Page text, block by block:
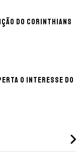
do Corinthians
o interesse do